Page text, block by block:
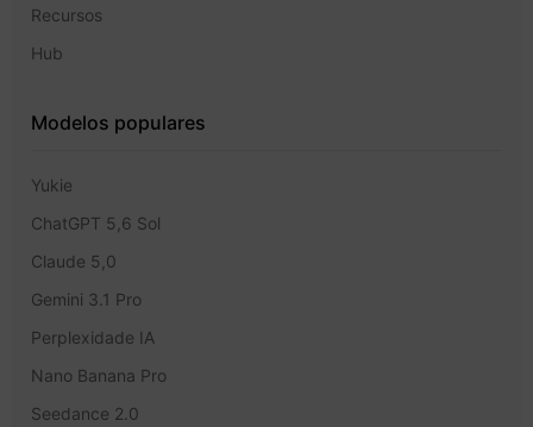
Recursos
Hub
Modelos populares
Yukie
ChatGPT 5,6 Sol
Claude 5,0
Gemini 3.1 Pro
Perplexidade IA
Nano Banana Pro
Seedance 2.0